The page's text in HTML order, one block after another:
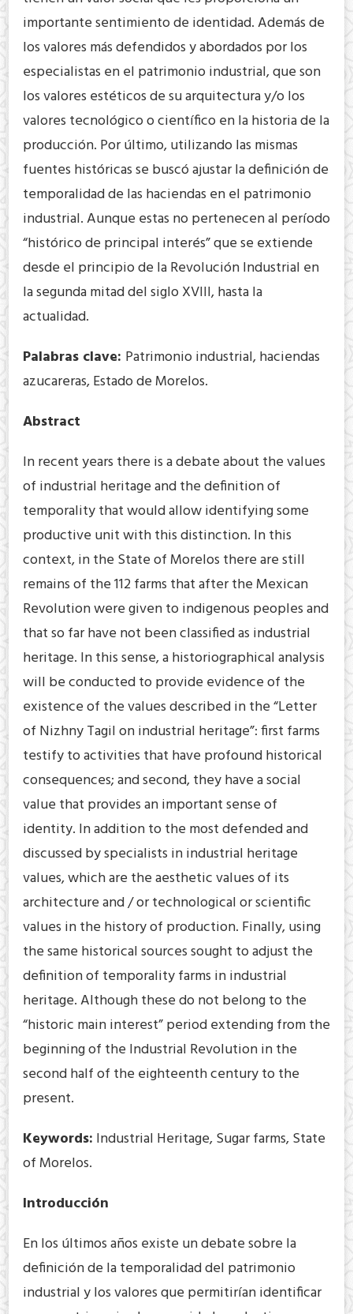
importante sentimiento de identidad. Además de
los valores más defendidos y abordados por los
especialistas en el patrimonio industrial, que son
los valores estéticos de su arquitectura y/o los
valores tecnológico o científico en la historia de la
producción. Por último, utilizando las mismas
fuentes históricas se buscó ajustar la definición de
temporalidad de las haciendas en el patrimonio
industrial. Aunque estas no pertenecen al período
“histórico de principal interés” que se extiende
desde el principio de la Revolución Industrial en
la segunda mitad del siglo XVIII, hasta la
actualidad.
Palabras clave: Patrimonio industrial, haciendas
azucareras, Estado de Morelos.
Abstract
In recent years there is a debate about the values
of industrial heritage and the definition of
temporality that would allow identifying some
productive unit with this distinction. In this
context, in the State of Morelos there are still
remains of the 112 farms that after the Mexican
Revolution were given to indigenous peoples and
that so far have not been classified as industrial
heritage. In this sense, a historiographical analysis
will be conducted to provide evidence of the
existence of the values described in the “Letter
of Nizhny Tagil on industrial heritage”: first farms
testify to activities that have profound historical
consequences; and second, they have a social
value that provides an important sense of
identity. In addition to the most defended and
discussed by specialists in industrial heritage
values, which are the aesthetic values of its
architecture and / or technological or scientific
values in the history of production. Finally, using
the same historical sources sought to adjust the
definition of temporality farms in industrial
heritage. Although these do not belong to the
“historic main interest” period extending from the
beginning of the Industrial Revolution in the
second half of the eighteenth century to the
present.
Keywords: Industrial Heritage, Sugar farms, State
of Morelos.
Introducción
En los últimos años existe un debate sobre la
definición de la temporalidad del patrimonio
industrial y los valores que permitirían identificar